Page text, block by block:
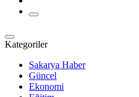
Kategoriler
Sakarya Haber
Güncel
Ekonomi